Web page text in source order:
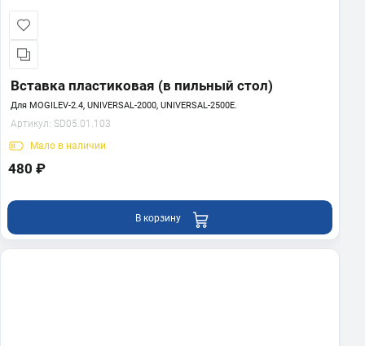
Вставка пластиковая (в пильный стол)
Для MOGILEV-2.4, UNIVERSAL-2000, UNIVERSAL-2500E.
Артикул: SD05.01.103
Мало в наличии
480 ₽
В корзину